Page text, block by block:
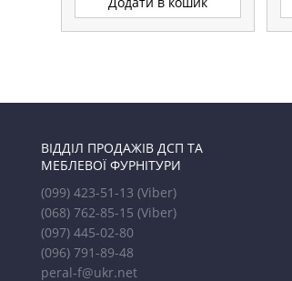
ВІДДІЛ ПРОДАЖІВ ДСП ТА
МЕБЛЕВОЇ ФУРНІТУРИ
(099) 423-51-13(Viber)
(068) 762-85-15(Viber)
(097) 445-02-80
(096) 791-89-48
peral-f@ukr.net